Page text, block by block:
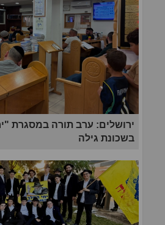
ירושלים: ערב תורה במסגרת
בשכונת גילה